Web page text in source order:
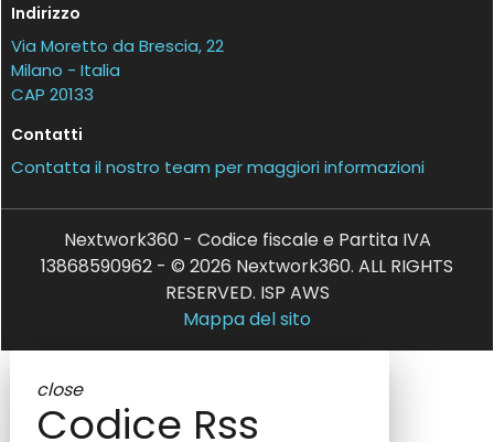
Indirizzo
Via Moretto da Brescia, 22
Milano - Italia
CAP 20133
Contatti
Contatta il nostro team per maggiori informazioni
Nextwork360 - Codice fiscale e Partita IVA
13868590962 - © 2026 Nextwork360. ALL RIGHTS
RESERVED. ISP AWS
Mappa del sito
close
Codice Rss